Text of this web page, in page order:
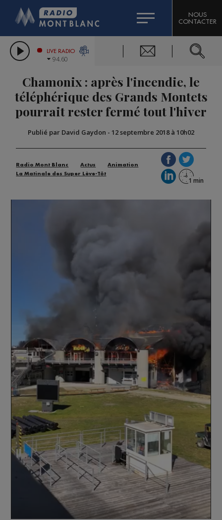
LES CHRONIQUES DE L'EXPERT
CITIZEN MACHINERY
GRAND MASSIF DOMAINES SKIABLES
BIGARD
COMPAGNIE DU MONT-BLANC
NOUS
CONTACTER
LIVE RADIO
94.60
Chamonix : après l'incendie, le
téléphérique des Grands Montets
pourrait rester fermé tout l'hiver
Publié par David Gaydon - 12 septembre 2018 à 10h02
Radio Mont Blanc Actus
Animation
La Matinale des Super Lève-Tôt